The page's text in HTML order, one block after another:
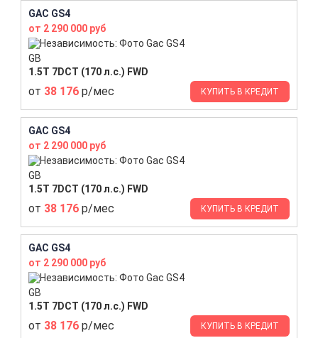
GAC GS4
от 2 290 000 руб
GB
1.5T 7DCT (170 л.с.) FWD
от 38 176 р/мес КУПИТЬ В КРЕДИТ
GAC GS4
от 2 290 000 руб
GB
1.5T 7DCT (170 л.с.) FWD
от 38 176 р/мес КУПИТЬ В КРЕДИТ
GAC GS4
от 2 290 000 руб
GB
1.5T 7DCT (170 л.с.) FWD
от 38 176 р/мес КУПИТЬ В КРЕДИТ